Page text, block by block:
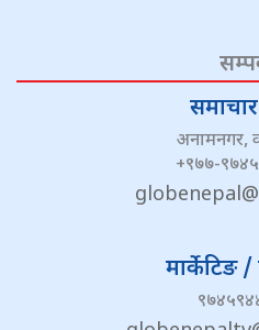
अनामनगर,
+९७७-
मार्केटिङ /